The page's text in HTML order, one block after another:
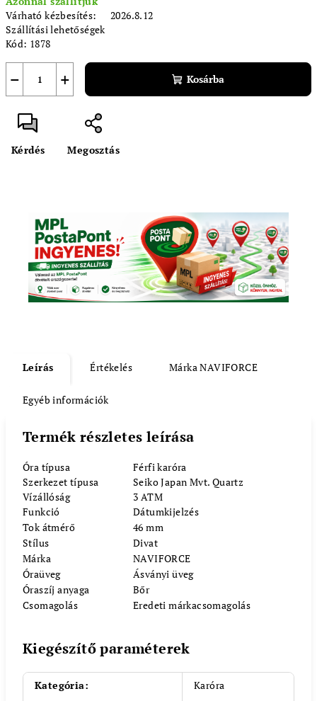
Várható kézbesítés:
2026.8.12
Szállítási lehetőségek
Kód: 1878
+
− Kosárba
Kérdés Megosztás
Leírás Értékelés MárkaNAVIFORCE
Egyéb információk
Termék részletes leírása
Óra típusa
Férfi karóra
Szerkezet típusa
Seiko Japan Mvt. Quartz
Vízállóság
3 ATM
Funkció
Dátumkijelzés
Tok átmérő
46 mm
Stílus
Divat
Márka
NAVIFORCE
Óraüveg
Ásványi üveg
Óraszíj anyaga
Bőr
Csomagolás
Eredeti márkacsomagolás
Kiegészítő paraméterek
Kategória:
Karóra